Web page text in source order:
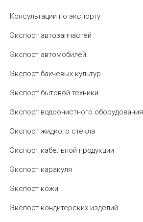
Консультации по экспорту
Экспорт автозапчастей
Экспорт автомобилей
Экспорт бахчевых культур
Экспорт бытовой техники
Экспорт водоочистного оборудования
Экспорт жидкого стекла
Экспорт кабельной продукции
Экспорт каракуля
Экспорт кожи
Экспорт кондитерских изделий